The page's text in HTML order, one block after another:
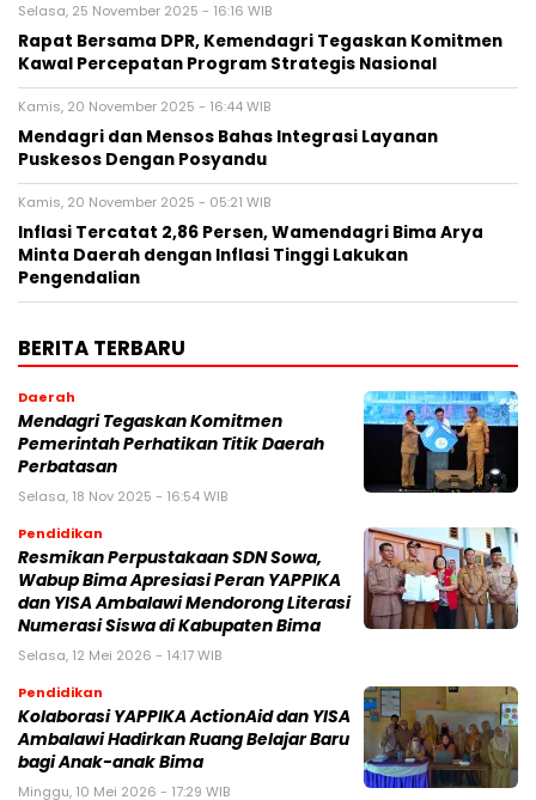
Selasa, 25 November 2025 - 16:16 WIB
Rapat Bersama DPR, Kemendagri Tegaskan Komitmen
Kawal Percepatan Program Strategis Nasional
Kamis, 20 November 2025 - 16:44 WIB
Mendagri dan Mensos Bahas Integrasi Layanan
Puskesos Dengan Posyandu
Kamis, 20 November 2025 - 05:21 WIB
Inflasi Tercatat 2,86 Persen, Wamendagri Bima Arya
Minta Daerah dengan Inflasi Tinggi Lakukan
Pengendalian
BERITA TERBARU
Daerah
Mendagri Tegaskan Komitmen
Pemerintah Perhatikan Titik Daerah
Perbatasan
Selasa, 18 Nov 2025 - 16:54 WIB
Pendidikan
Resmikan Perpustakaan SDN Sowa,
Wabup Bima Apresiasi Peran YAPPIKA
dan YISA Ambalawi Mendorong Literasi
Numerasi Siswa di Kabupaten Bima
Selasa, 12 Mei 2026 - 14:17 WIB
Pendidikan
Kolaborasi YAPPIKA ActionAid dan YISA
Ambalawi Hadirkan Ruang Belajar Baru
bagi Anak-anak Bima
Minggu, 10 Mei 2026 - 17:29 WIB